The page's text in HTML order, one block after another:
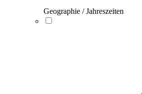
Geographie / Jahreszeiten